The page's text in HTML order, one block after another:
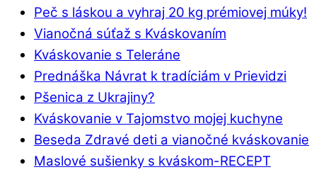
Peč s láskou a vyhraj 20 kg prémiovej múky!
Vianočná súťaž s Kváskovaním
Kváskovanie s Teleráne
Prednáška Návrat k tradíciám v Prievidzi
Pšenica z Ukrajiny?
Kváskovanie v Tajomstvo mojej kuchyne
Beseda Zdravé deti a vianočné kváskovanie
Maslové sušienky s kváskom-RECEPT